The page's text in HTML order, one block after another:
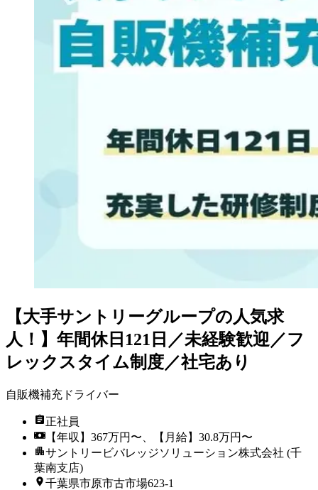
【大手サントリーグループの人気求
人！】年間休日121日／未経験歓迎／フ
レックスタイム制度／社宅あり
自販機補充ドライバー
正社員
【年収】367万円〜、【月給】30.8万円〜
サントリービバレッジソリューション株式会社 (千
葉南支店)
千葉県市原市古市場623-1